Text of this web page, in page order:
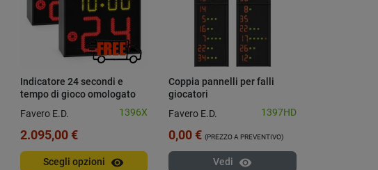
Indicatore 24 secondi e
tempo di gioco omologato
Favero E.D. 1396X
2.095,00 €
Scegli opzioni visibility
Coppia pannelli per falli
giocatori
Favero E.D. 1397HD
0,00 € (PREZZO A PREVENTIVO)
Vedi visibility